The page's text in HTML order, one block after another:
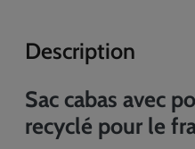
Description
Sac cabas avec
recyclé pour le